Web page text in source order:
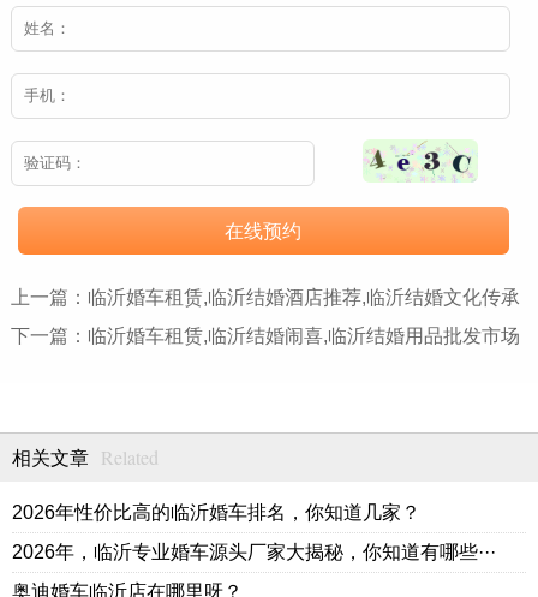
在线预约
上一篇： 临沂婚车租赁,临沂结婚酒店推荐,临沂结婚文化传承
下一篇： 临沂婚车租赁,临沂结婚闹喜,临沂结婚用品批发市场
相关文章 Related
2026年性价比高的临沂婚车排名，你知道几家？
2026年，临沂专业婚车源头厂家大揭秘，你知道有哪些···
奥迪婚车临沂店在哪里呀？